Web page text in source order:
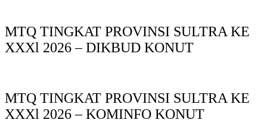
MTQ TINGKAT PROVINSI SULTRA KE
XXXl 2026 – DIKBUD KONUT
MTQ TINGKAT PROVINSI SULTRA KE
XXXl 2026 – KOMINFO KONUT